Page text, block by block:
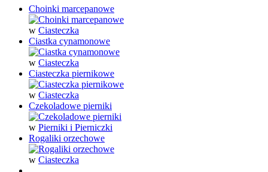
Choinki marcepanowe
w Ciasteczka
Ciastka cynamonowe
w Ciasteczka
Ciasteczka piernikowe
w Ciasteczka
Czekoladowe pierniki
w Pierniki i Pierniczki
Rogaliki orzechowe
w Ciasteczka